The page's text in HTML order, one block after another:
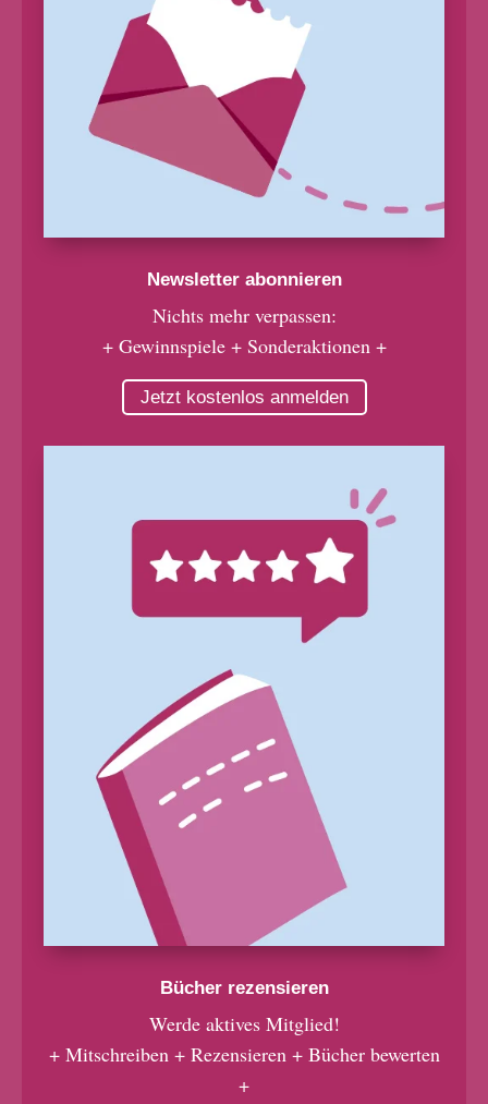
Newsletter abonnieren
Nichts mehr verpassen:
+ Gewinnspiele + Sonderaktionen +
Jetzt kostenlos anmelden
Bücher rezensieren
Werde aktives Mitglied!
+ Mitschreiben + Rezensieren + Bücher bewerten
+